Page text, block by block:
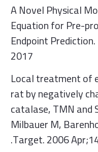
1. A Novel Physical
Equation for Pre-
Endpoint
2017
2. Local treatment
rat by negatively
catalase, TMN and
Milbauer M,
Target. 2006